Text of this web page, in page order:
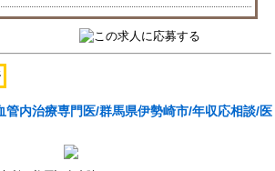
管内治療専門医/群馬県伊勢崎市/年収応相談/医